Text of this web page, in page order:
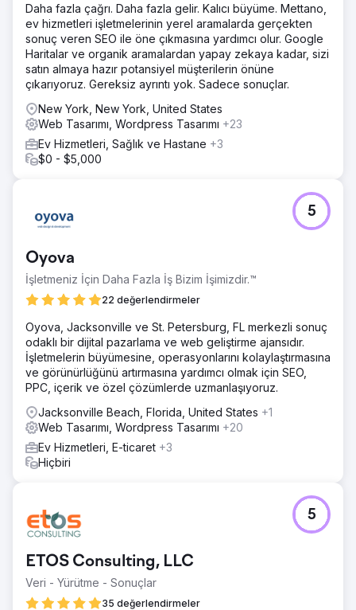
pazarlama sunduk. Yedi yılı aşkın süredir müşterimiz
oldular.
Sonuç
Kendi yerel gruplarında diğer tüm işletmelerin üstünde yer
alıyorlar ve gelişiyorlar. Nakit akışlarını dört katına çıkardık.
Ajans sayfasına git
Daha fazla çağrı. Daha fazla gelir. Kalıcı büyüme. Mettano,
ev hizmetleri işletmelerinin yerel aramalarda gerçekten
sonuç veren SEO ile öne çıkmasına yardımcı olur. Google
Haritalar ve organik aramalardan yapay zekaya kadar, sizi
satın almaya hazır potansiyel müşterilerin önüne
çıkarıyoruz. Gereksiz ayrıntı yok. Sadece sonuçlar.
New York, New York, United States
Web Tasarımı, Wordpress Tasarımı +23
Ev Hizmetleri, Sağlık ve Hastane +3
$0 - $5,000
Oyova
İşletmeniz İçin Daha Fazla İş Bizim İşimizdir.™
22 değerlendirmeler
5
Oyova, Jacksonville ve St. Petersburg, FL merkezli sonuç
odaklı bir dijital pazarlama ve web geliştirme ajansıdır.
İşletmelerin büyümesine, operasyonlarını kolaylaştırmasına
ve görünürlüğünü artırmasına yardımcı olmak için SEO,
PPC, içerik ve özel çözümlerde uzmanlaşıyoruz.
Jacksonville Beach, Florida, United States +1
Web Tasarımı, Wordpress Tasarımı +20
Ev Hizmetleri, E-ticaret +3
Hiçbiri
ETOS Consulting, LLC
Veri - Yürütme - Sonuçlar
35 değerlendirmeler
5